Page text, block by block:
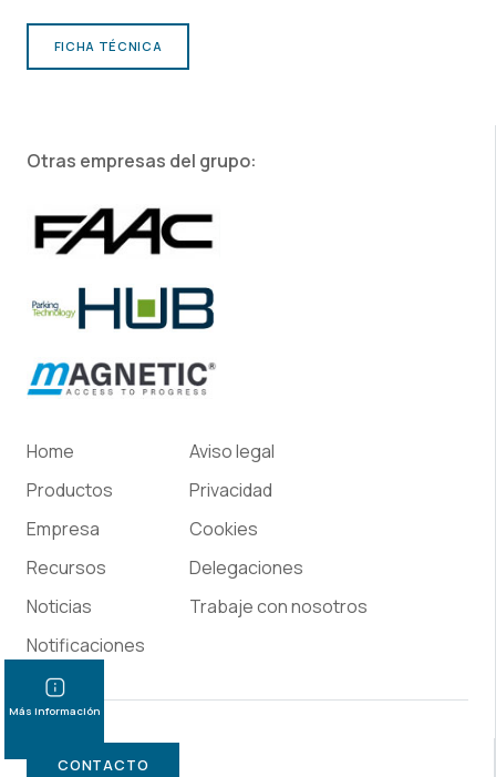
FICHA TÉCNICA
Más información
Otras empresas del grupo:
Home
Productos
Empresa
Recursos
Noticias
Notificaciones
Aviso legal
Privacidad
Cookies
Delegaciones
Trabaje con nosotros
CONTACTO